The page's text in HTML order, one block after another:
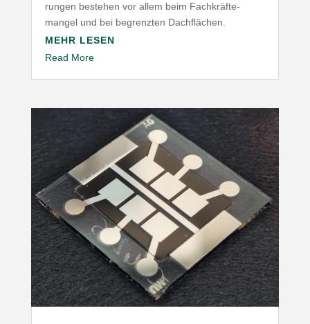
rungen bestehen vor allem beim Fach­kräf­te­
mangel und bei begrenzten Dachflächen.
MEHR LESEN
Read More